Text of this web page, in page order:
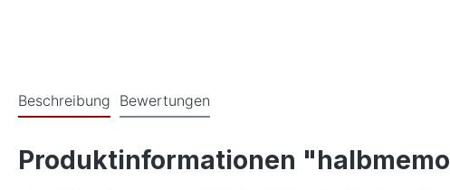
Beschreibung Bewertungen
Produktinformationen